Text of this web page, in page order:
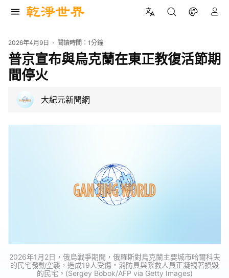
2026年4月9日 閱讀時間：1分鐘
普京宣布與烏克蘭在東正教復活節期
間停火
大紀元新聞網
2026年1月2日，俄烏戰爭期間，俄羅斯對烏克蘭主要城市哈爾科夫
的民宅發動空襲，造成19人受傷。消防員與緊救人員正凝視著損毀
的民宅。(Sergey Bobok/AFP via Getty Images)